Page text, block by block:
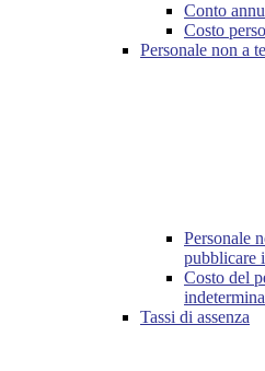
Conto
Costo
Personale non a
Personale
pubblicare
Costo del
Tassi di assenza